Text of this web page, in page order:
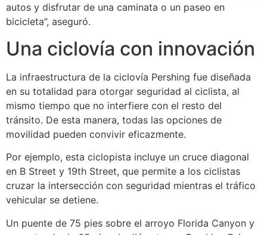
autos y disfrutar de una caminata o un paseo en
bicicleta”, aseguró.
Una ciclovía con innovación
La infraestructura de la ciclovía Pershing fue diseñada
en su totalidad para otorgar seguridad al ciclista, al
mismo tiempo que no interfiere con el resto del
tránsito. De esta manera, todas las opciones de
movilidad pueden convivir eficazmente.
Por ejemplo, esta ciclopista incluye un cruce diagonal
en B Street y 19th Street, que permite a los ciclistas
cruzar la intersección con seguridad mientras el tráfico
vehicular se detiene.
Un puente de 75 pies sobre el arroyo Florida Canyon y